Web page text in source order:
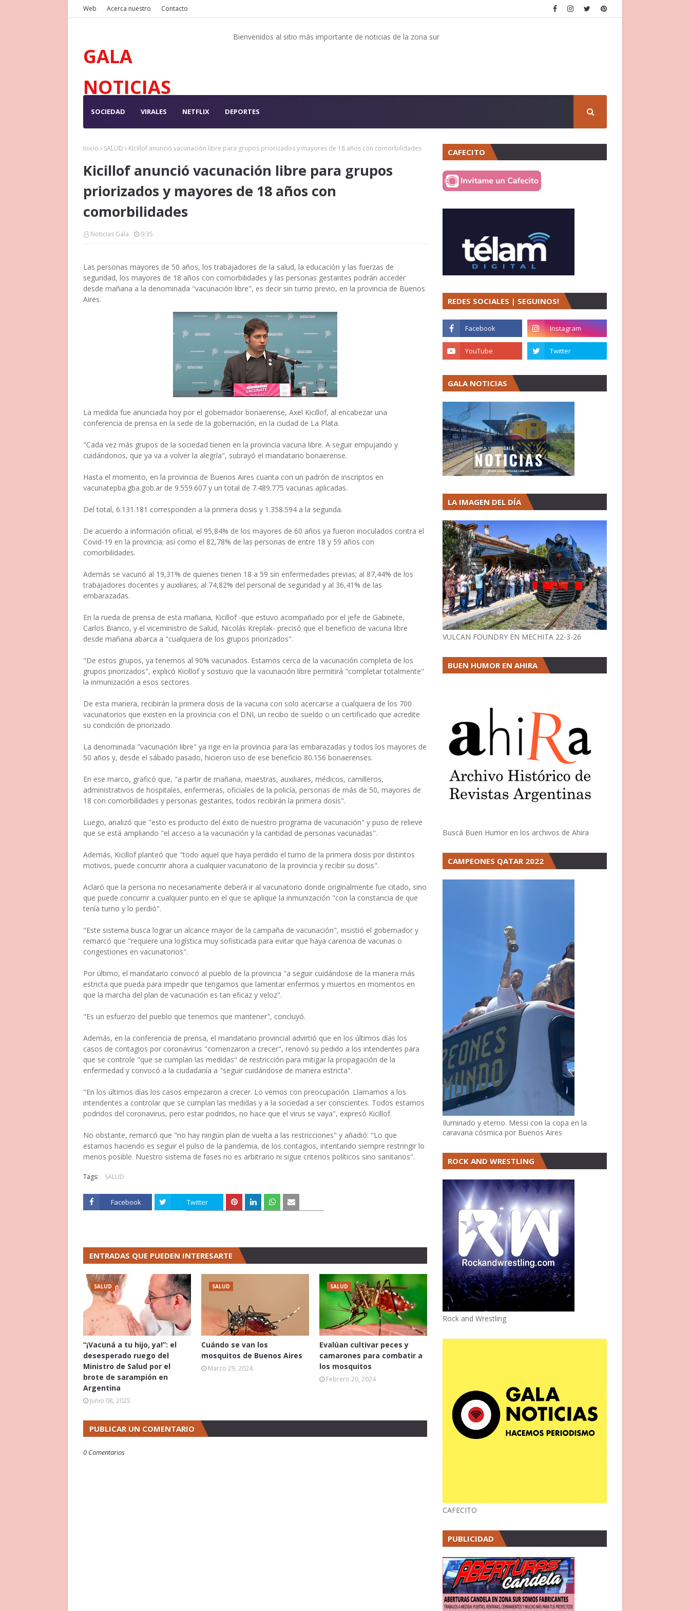
Web Acerca nuestro Contacto
GALA
NOTICIAS
Bienvenidos al sitio más importante de noticias de la zona sur
SOCIEDAD VIRALES NETFLIX DEPORTES
Inicio SALUD Kicillof anunció vacunación libre para grupos priorizados y mayores de 18 años con comorbilidades
Kicillof anunció vacunación libre para grupos
priorizados y mayores de 18 años con
comorbilidades
Noticias Gala 9:35
Las personas mayores de 50 años, los trabajadores de la salud, la educación y las fuerzas de
seguridad, los mayores de 18 años con comorbilidades y las personas gestantes podrán acceder
desde mañana a la denominada "vacunación libre", es decir sin turno previo, en la provincia de Buenos
Aires.
La medida fue anunciada hoy por el gobernador bonaerense, Axel Kicillof, al encabezar una
conferencia de prensa en la sede de la gobernación, en la ciudad de La Plata.
"Cada vez más grupos de la sociedad tienen en la provincia vacuna libre. A seguir empujando y
cuidándonos, que ya va a volver la alegría", subrayó el mandatario bonaerense.
Hasta el momento, en la provincia de Buenos Aires cuanta con un padrón de inscriptos en
vacunatepba.gba.gob.ar de 9.559.607 y un total de 7.489.775 vacunas aplicadas.
Del total, 6.131.181 corresponden a la primera dosis y 1.358.594 a la segunda.
De acuerdo a información oficial, el 95,84% de los mayores de 60 años ya fueron inoculados contra el
Covid-19 en la provincia; así como el 82,78% de las personas de entre 18 y 59 años con
comorbilidades.
Además se vacunó al 19,31% de quienes tienen 18 a 59 sin enfermedades previas; al 87,44% de los
trabajadores docentes y auxiliares; al 74,82% del personal de seguridad y al 36,41% de las
embarazadas.
En la rueda de prensa de esta mañana, Kicillof -que estuvo acompañado por el jefe de Gabinete,
Carlos Bianco, y el viceministro de Salud, Nicolás Kreplak- precisó que el beneficio de vacuna libre
desde mañana abarca a "cualquiera de los grupos priorizados".
"De estos grupos, ya tenemos al 90% vacunados. Estamos cerca de la vacunación completa de los
grupos priorizados", explicó Kicillof y sostuvo que la vacunación libre permitirá "completar totalmente"
la inmunización a esos sectores.
De esta manera, recibirán la primera dosis de la vacuna con solo acercarse a cualquiera de los 700
vacunatorios que existen en la provincia con el DNI, un recibo de sueldo o un certificado que acredite
su condición de priorizado.
La denominada "vacunación libre" ya rige en la provincia para las embarazadas y todos los mayores de
50 años y, desde el sábado pasado, hicieron uso de ese beneficio 80.156 bonaerenses.
En ese marco, graficó que, "a partir de mañana, maestras, auxiliares, médicos, camilleros,
administrativos de hospitales, enfermeras, oficiales de la policía, personas de más de 50, mayores de
18 con comorbilidades y personas gestantes, todos recibirán la primera dosis".
Luego, analizó que "esto es producto del éxito de nuestro programa de vacunación" y puso de relieve
que se está ampliando "el acceso a la vacunación y la cantidad de personas vacunadas".
Además, Kicillof planteó que "todo aquel que haya perdido el turno de la primera dosis por distintos
motivos, puede concurrir ahora a cualquier vacunatorio de la provincia y recibir su dosis".
Aclaró que la persona no necesariamente deberá ir al vacunatorio donde originalmente fue citado, sino
que puede concurrir a cualquier punto en el que se aplique la inmunización "con la constancia de que
tenía turno y lo perdió".
"Este sistema busca lograr un alcance mayor de la campaña de vacunación", insistió el gobernador y
remarcó que "requiere una logística muy sofisticada para evitar que haya carencia de vacunas o
congestiones en vacunatorios".
Por último, el mandatario convocó al pueblo de la provincia "a seguir cuidándose de la manera más
estricta que pueda para impedir que tengamos que lamentar enfermos y muertos en momentos en
que la marcha del plan de vacunación es tan eficaz y veloz".
"Es un esfuerzo del pueblo que tenemos que mantener", concluyó.
Además, en la conferencia de prensa, el mandatario provincial advirtió que en los últimos días los
casos de contagios por coronavirus "comenzaron a crecer", renovó su pedido a los intendentes para
que se controle "que se cumplan las medidas" de restricción para mitigar la propagación de la
enfermedad y convocó a la ciudadanía a "seguir cuidándose de manera estricta".
"En los últimos días los casos empezaron a crecer. Lo vemos con preocupación. Llamamos a los
intendentes a controlar que se cumplan las medidas y a la sociedad a ser conscientes. Todos estamos
podridos del coronavirus, pero estar podridos, no hace que el virus se vaya", expresó Kicillof.
No obstante, remarcó que "no hay ningún plan de vuelta a las restricciones" y añadió: "Lo que
estamos haciendo es seguir el pulso de la pandemia, de los contagios, intentando siempre restringir lo
menos posible. Nuestro sistema de fases no es arbitrario ni sigue criterios políticos sino sanitarios".
Tags: SALUD
Facebook Twitter
ENTRADAS QUE PUEDEN INTERESARTE
SALUD
“¡Vacuná a tu hijo, ya!”: el
desesperado ruego del
Ministro de Salud por el
brote de sarampión en
Argentina
Junio 08, 2025
SALUD
Cuándo se van los
mosquitos de Buenos Aires
Marzo 29, 2024
SALUD
Evalúan cultivar peces y
camarones para combatir a
los mosquitos
Febrero 20, 2024
PUBLICAR UN COMENTARIO
0 Comentarios
CAFECITO
REDES SOCIALES | SEGUINOS!
GALA NOTICIAS
LA IMAGEN DEL DÍA
VULCAN FOUNDRY EN MECHITA 22-3-26
BUEN HUMOR EN AHIRA
Buscá Buen Humor en los archivos de Ahira
CAMPEONES QATAR 2022
Iluminado y eterno. Messi con la copa en la
caravana cósmica por Buenos Aires
ROCK AND WRESTLING
Rock and Wrestling
CAFECITO
PUBLICIDAD